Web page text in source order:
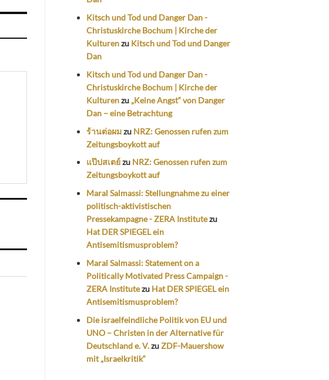
Kitsch und Tod und Danger Dan -
Christuskirche Bochum | Kirche der
Kulturenzu Kitsch und Tod und Danger
Dan
Kitsch und Tod und Danger Dan -
Christuskirche Bochum | Kirche der
Kulturenzu „Keine Angst“ von Danger
Dan – eine Betrachtung
ร้านต่อผมzu NRZ: Genossen rufen zum
Zeitungsboykott auf
แป๊ปสเตย์zu NRZ: Genossen rufen zum
Zeitungsboykott auf
Maral Salmassi: Stellungnahme zu einer
politisch-aktivistischen
Pressekampagne - ZERA Institutezu
Hat DER SPIEGEL ein
Antisemitismusproblem?
Maral Salmassi: Statement on a
Politically Motivated Press Campaign -
ZERA Institutezu Hat DER SPIEGEL ein
Antisemitismusproblem?
Die israelfeindliche Politik von EU und
UNO – Christen in der Alternative für
Deutschland e. V.zuZDF-Mauershow
mit „Israelkritik“